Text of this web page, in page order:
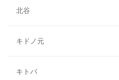
北谷
キドノ元
キトバ